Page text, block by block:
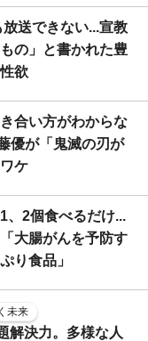
送できない...宣教
の」と書かれた豊
欲
合い方がわからな
優が「鬼滅の刃が
ケ
、2個食べるだけ...
大腸がんを予防す
り食品」
未来
解決力。多様な人